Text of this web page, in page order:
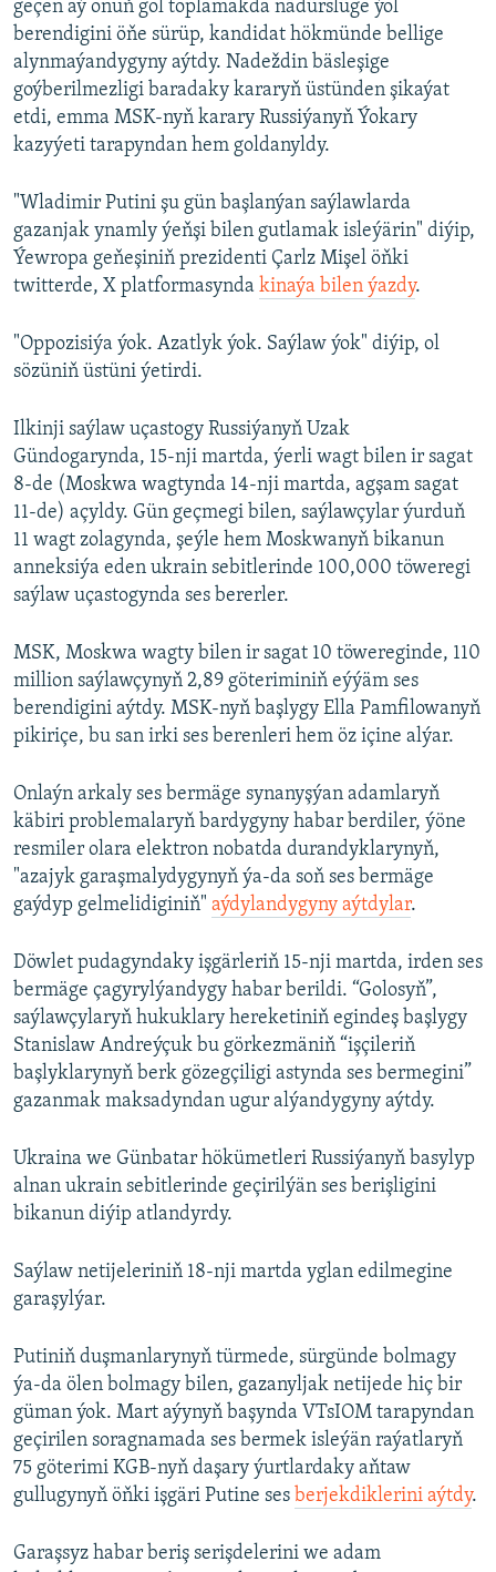
geçen aý onuň gol toplamakda nädürslüge ýol
berendigini öňe sürüp, kandidat hökmünde bellige
alynmaýandygyny aýtdy. Nadeždin bäsleşige
goýberilmezligi baradaky kararyň üstünden şikaýat
etdi, emma MSK-nyň karary Russiýanyň Ýokary
kazyýeti tarapyndan hem goldanyldy.
"Wladimir Putini şu gün başlanýan saýlawlarda
gazanjak ynamly ýeňşi bilen gutlamak isleýärin" diýip,
Ýewropa geňeşiniň prezidenti Çarlz Mişel öňki
twitterde, X platformasynda kinaýa bilen ýazdy.
"Oppozisiýa ýok. Azatlyk ýok. Saýlaw ýok" diýip, ol
sözüniň üstüni ýetirdi.
Ilkinji saýlaw uçastogy Russiýanyň Uzak
Gündogarynda, 15-nji martda, ýerli wagt bilen ir sagat
8-de (Moskwa wagtynda 14-nji martda, agşam sagat
11-de) açyldy. Gün geçmegi bilen, saýlawçylar ýurduň
11 wagt zolagynda, şeýle hem Moskwanyň bikanun
anneksiýa eden ukrain sebitlerinde 100,000 töweregi
saýlaw uçastogynda ses bererler.
MSK, Moskwa wagty bilen ir sagat 10 töwereginde, 110
million saýlawçynyň 2,89 göteriminiň eýýäm ses
berendigini aýtdy. MSK-nyň başlygy Ella Pamfilowanyň
pikiriçe, bu san irki ses berenleri hem öz içine alýar.
Onlaýn arkaly ses bermäge synanyşýan adamlaryň
käbiri problemalaryň bardygyny habar berdiler, ýöne
resmiler olara elektron nobatda durandyklarynyň,
"azajyk garaşmalydygynyň ýa-da soň ses bermäge
gaýdyp gelmelidiginiň" aýdylandygyny aýtdylar.
Döwlet pudagyndaky işgärleriň 15-nji martda, irden ses
bermäge çagyrylýandygy habar berildi. “Golosyň”,
saýlawçylaryň hukuklary hereketiniň egindeş başlygy
Stanislaw Andreýçuk bu görkezmäniň “işçileriň
başlyklarynyň berk gözegçiligi astynda ses bermegini”
gazanmak maksadyndan ugur alýandygyny aýtdy.
Ukraina we Günbatar hökümetleri Russiýanyň basylyp
alnan ukrain sebitlerinde geçirilýän ses berişligini
bikanun diýip atlandyrdy.
Saýlaw netijeleriniň 18-nji martda yglan edilmegine
garaşylýar.
Putiniň duşmanlarynyň türmede, sürgünde bolmagy
ýa-da ölen bolmagy bilen, gazanyljak netijede hiç bir
güman ýok. Mart aýynyň başynda VTsIOM tarapyndan
geçirilen soragnamada ses bermek isleýän raýatlaryň
75 göterimi KGB-nyň daşary ýurtlardaky aňtaw
gullugynyň öňki işgäri Putine ses berjekdiklerini aýtdy.
Garaşsyz habar beriş serişdelerini we adam